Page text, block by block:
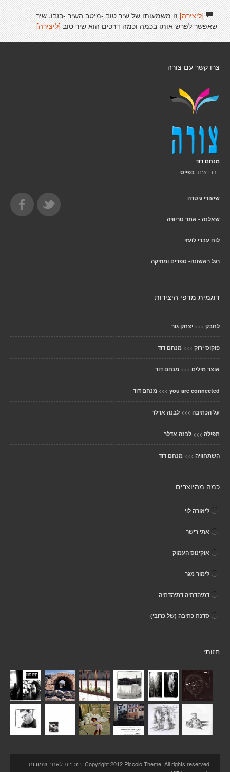
[ליצירה]זו משמעותו של שיר טוב -מיטב השיר -כזבו. שיר
שאפשר לפרש אותו בכמה וכמה דרכים הוא שיר טוב [ליצירה]
צרו קשר עם צורה
מנחם דוד
דברו איתי בפייס
שיעורי גיטרה
שאלנה - אתר טריוויה
לוח עברי לועזי
רגל ראשונה- ספרים ומוזיקה
דוגמית מדפי היצירות
לחבק >>> יצחק גור
פוקוס ירוק >>> מנחם דוד
אוצר מילים >>> מנחם דוד
you are connected
>>> מנחם דוד
על הכתיבה >>> לבנה אדלר
תפילה >>> לבנה אדלר
השתחוויה >>> מנחם דוד
כמה מהיוצרים
ליאורה לוי
אתי רישר
אוקינוס העמוק
לימור מגר
דתיהדתיה דתיהדתיה
סדנת כתיבה (של כרובי)
חזותי
Copyright 2012 Piccolo Theme. All rights reserved. הזכויות לאתר שמורות